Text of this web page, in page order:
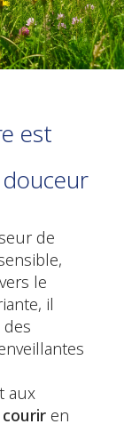
est
de
le
il
aux
courir en